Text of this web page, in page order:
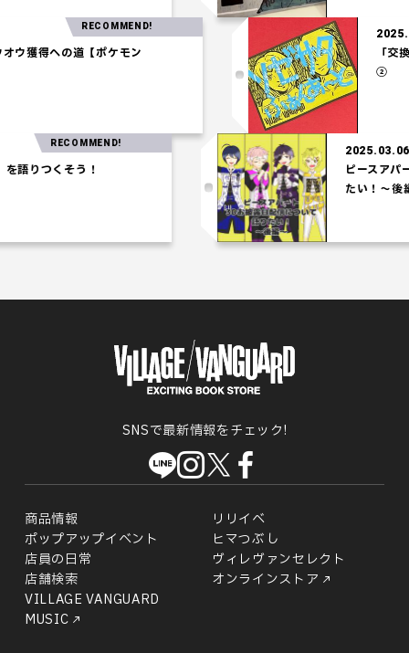
ウオウ獲得への道【ポケモン
RECOMMEND!
つくそう！
RECOMMEND!
2025.03.06
ピースアパート
たい！～後編～
SNSで最新情報をチェック!
商品情報
リリイベ
ポップアップイベント
ヒマつぶし
店員の日常
ヴィレヴァンセレクト
店舗検索
オンラインストア
VILLAGE VANGUARD
MUSIC